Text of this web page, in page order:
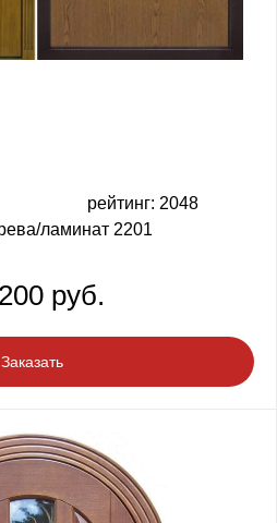
рейтинг: 2048
ламинат 2201
руб.
Заказать